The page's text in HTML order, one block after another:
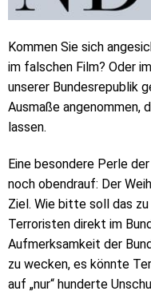
Kommen Sie sich
im falschen Film? Oder
unserer Bundesrepublik
Ausmaße angenommen,
lassen.
Eine besondere Perle
noch obendrauf: Der
Ziel. Wie bitte soll das
Terroristen direkt im
Aufmerksamkeit der
zu wecken, es könnte
auf „nur“ hunderte